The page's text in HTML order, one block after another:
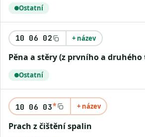
Ostatní
10 06 02 + název
Pěna a stěry (z prvního a
Ostatní
10 06 03* + název
Prach z čištění spalin